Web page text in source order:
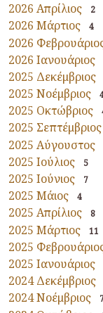
2026 Απρίλιος 2
2026 Μάρτιος 4
2026
2026 Ιανουάριος
2025 Δεκέμβριος
2025 Νοέμβριος
2025 Οκτώβριος
2025 Σεπτέμβριος
2025 Αύγουστος
2025 Ιούλιος 5
2025 Ιούνιος 7
2025 Μάιος 4
2025 Απρίλιος 8
2025 Μάρτιος 11
2025
2025 Ιανουάριος
2024 Δεκέμβριος
2024 Νοέμβριος